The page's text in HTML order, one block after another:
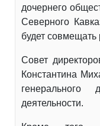
дочернего
Северного
будет совмещать
Совет
Константина
генерального
деятельности.